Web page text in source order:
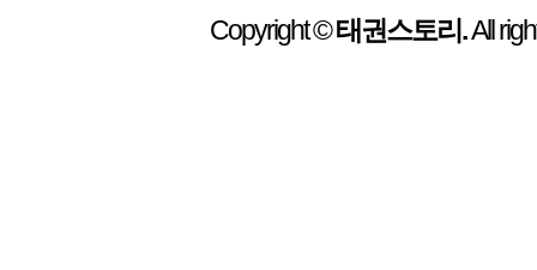
Copyright ©태권스토리.All